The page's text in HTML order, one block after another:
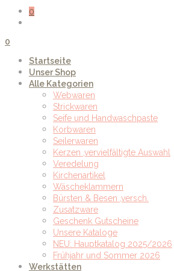
0
0
Startseite
Unser Shop
Alle Kategorien
Webwaren
Strickwaren
Seife und Handwaschpaste
Korbwaren
Seilerwaren
Kerzen ,vervielfältigte Auswahl
Veredelung
Kirchenartikel
Wäscheklammern
Bürsten & Besen ,versch.
Zusatzware
Geschenk Gutscheine
Unsere Kataloge
NEU: Hauptkatalog 2025/2026
Frühjahr und Sommer 2026
Werkstätten